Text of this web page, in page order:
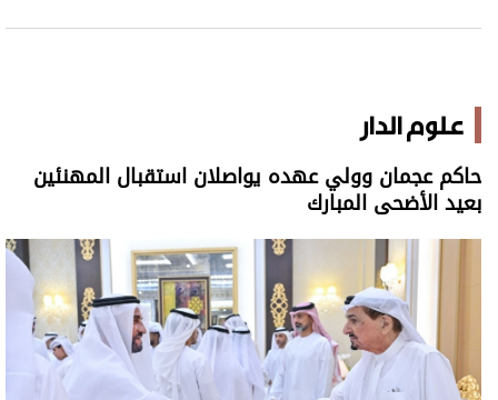
علوم الدار
حاكم عجمان وولي عهده يواصلان استقبال المهنئين
بعيد الأضحى المبارك